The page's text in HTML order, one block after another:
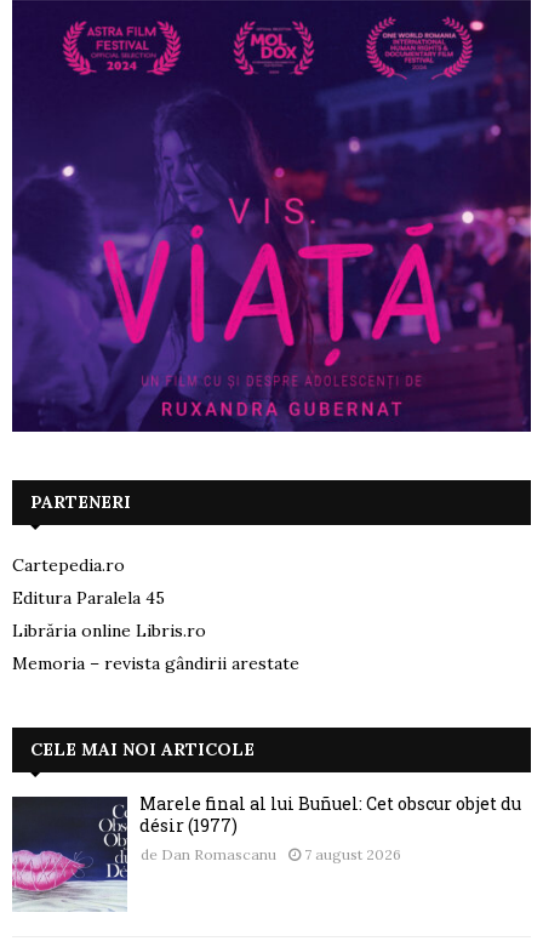
PARTENERI
Cartepedia.ro
Editura Paralela 45
Librăria online Libris.ro
Memoria – revista gândirii arestate
CELE MAI NOI ARTICOLE
Marele final al lui Buñuel: Cet obscur objet du
désir (1977)
de Dan Romascanu 7 august 2026